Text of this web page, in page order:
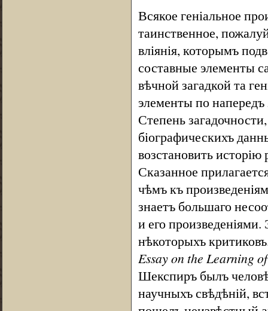
Всякое геніальное
таинственное,
вліянія, которымъ
составные элементы
вѣчной загадкой та
элементы по
Степень
біографическихъ
возстановить исторію
Сказанное
чѣмъ къ
знаетъ большаго
и его
нѣкоторыхъ
Essay on the Learning
Шекспиръ былъ
научныхъ свѣдѣній,